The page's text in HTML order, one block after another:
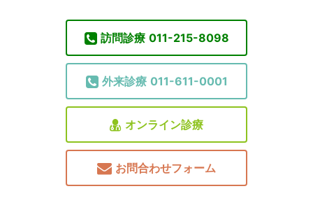
訪問診療 011-215-8098
外来診療 011-611-0001
オンライン診療
お問合わせフォーム